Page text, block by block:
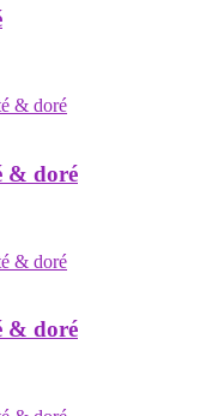
& doré
& doré